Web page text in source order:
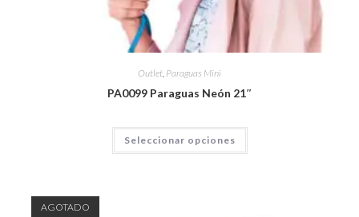
Outlet, Paraguas Mini
PA0099 Paraguas Neón 21″
Seleccionar opciones
AGOTADO